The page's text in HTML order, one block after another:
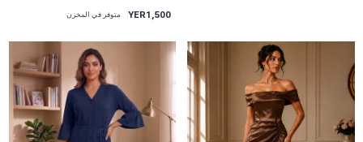
YER1,500 متوفر في المخزن